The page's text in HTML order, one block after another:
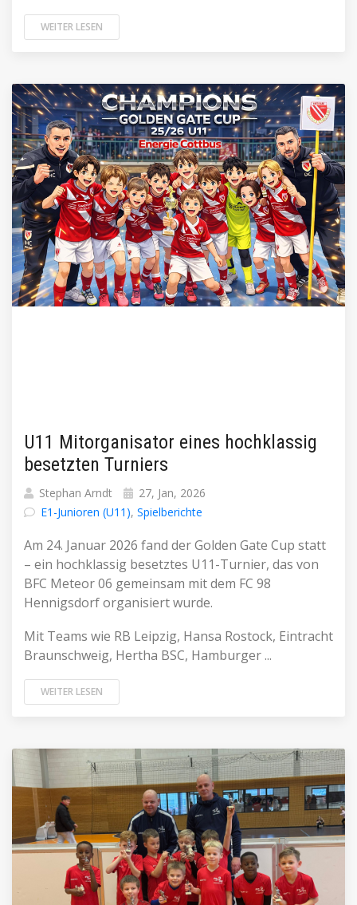
WEITER LESEN
U11 Mitorganisator eines hochklassig
besetzten Turniers
Stephan Arndt
27, Jan, 2026
E1-Junioren (U11), Spielberichte
Am 24. Januar 2026 fand der Golden Gate Cup statt
– ein hochklassig besetztes U11-Turnier, das von
BFC Meteor 06 gemeinsam mit dem FC 98
Hennigsdorf organisiert wurde.
Mit Teams wie RB Leipzig, Hansa Rostock, Eintracht
Braunschweig, Hertha BSC, Hamburger ...
WEITER LESEN